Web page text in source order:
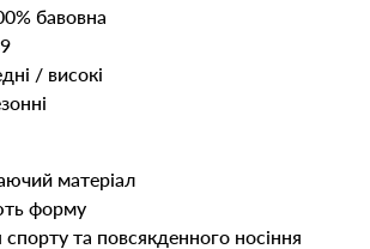
бавовна
/ високі
матеріал
форму
та повсякденного носіння